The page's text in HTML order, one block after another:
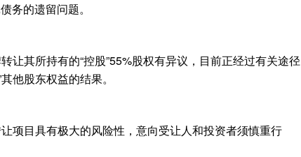
务的遗留问题。
其所持有的“控股”55%股权有异议，目前正经过有关途径
他股东权益的结果。
项目具有极大的风险性，意向受让人和投资者须慎重行